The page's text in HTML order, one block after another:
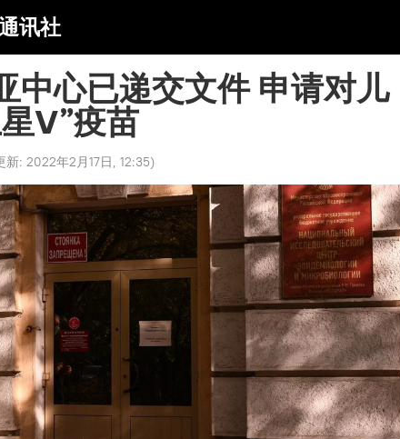
讯社
中心已递交文件 申请对儿
V”疫苗
新: 2022年2月17日, 12:35)